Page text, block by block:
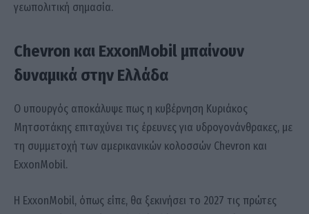
γεωπολιτική σημασία.
Chevron και ExxonMobil μπαίνουν
δυναμικά στην Ελλάδα
Ο υπουργός αποκάλυψε πως η κυβέρνηση Κυριάκος
Μητσοτάκης επιταχύνει τις έρευνες για υδρογονάνθρακες, με
τη συμμετοχή των αμερικανικών κολοσσών Chevron και
ExxonMobil.
Η ExxonMobil, όπως είπε, θα ξεκινήσει το 2027 τις πρώτες